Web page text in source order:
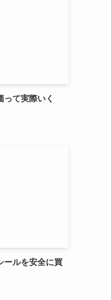
って実際いく
ールを安全に買